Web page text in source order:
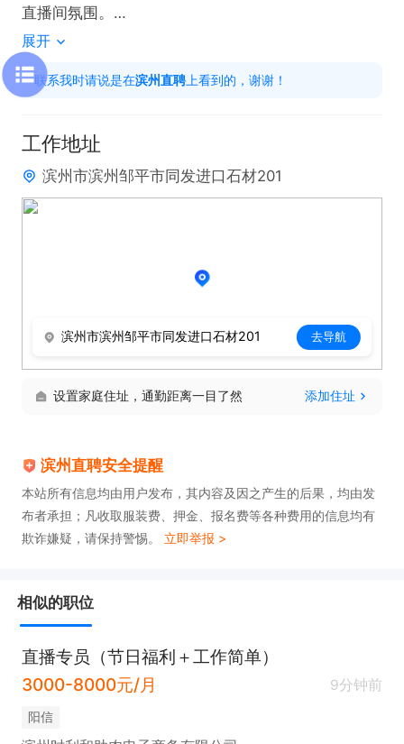
直播间氛围。
4. 有无经验均可，公司提供免费培训、话术指导、流
量扶持与运营对接；有主播、主持、才艺、销售经验
者优先
薪资福利：住房补助，生日、节日福利，提供免费培
训，业绩奖金。
展开
联系我时请说是在滨州直聘 上看到的，谢谢！
工作地址
滨州市滨州邹平市同发进口石材201
滨州市滨州邹平市同发进口石材201 去导航
设置家庭住址，通勤距离一目了然 添加住址
滨州直聘安全提醒
本站所有信息均由用户发布，其内容及因之产生的后果，均由发
布者承担；凡收取服装费、押金、报名费等各种费用的信息均有
欺诈嫌疑，请保持警惕。 立即举报 >
相似的职位
直播专员（节日福利＋工作简单）
3000-8000元/月
9分钟前
阳信